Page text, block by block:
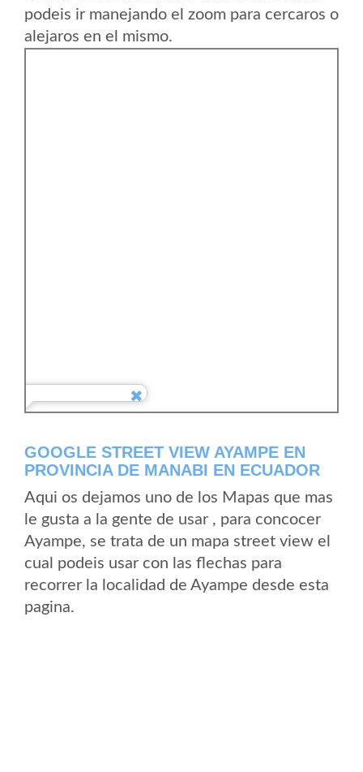
podeis ir manejando el zoom para cercaros o
alejaros en el mismo.
GOOGLE STREET VIEW AYAMPE EN
PROVINCIA DE MANABI EN ECUADOR
Aqui os dejamos uno de los Mapas que mas
le gusta a la gente de usar , para concocer
Ayampe, se trata de un mapa street view el
cual podeis usar con las flechas para
recorrer la localidad de Ayampe desde esta
pagina.